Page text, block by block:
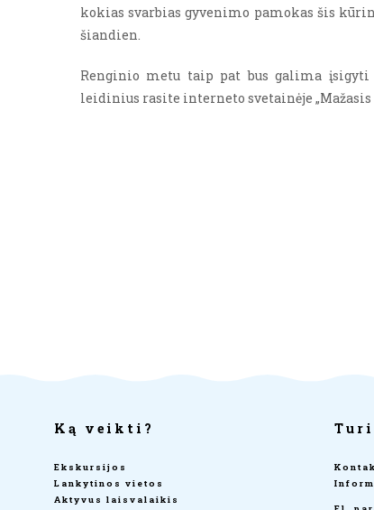
kokias svarbias gyvenimo pamokas šis
šiandien.
Renginio metu taip pat bus galima
leidinius rasite interneto svetainėje „Mažasis
Ką veikti?
Ekskursijos
Lankytinos vietos
Aktyvus laisvalaikis